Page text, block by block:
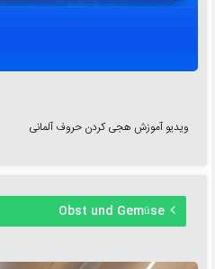
ویدیو آموزش هجی کردن حروف آلمانی
Obst und Gemüse